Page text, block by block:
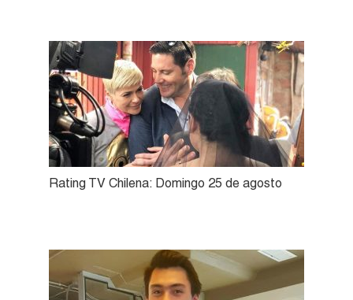
Rating TV Chilena: Domingo 25 de agosto